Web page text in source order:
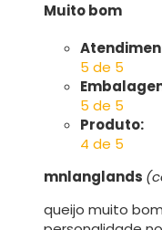
Muito bom
5 de 5
5 de 5
Produto:
4 de 5
mnlanglands
queijo muito